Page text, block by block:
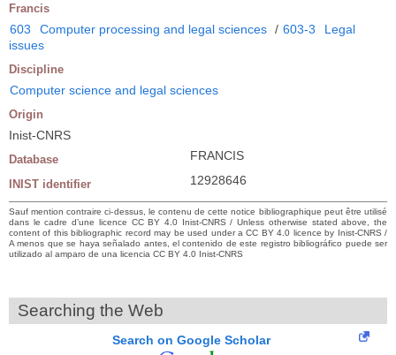
Francis
603 Computer processing and legal sciences / 603-3
Legal
issues
Discipline
Computer science and legal sciences
Origin
Inist-CNRS
Database FRANCIS
INIST identifier 12928646
Sauf mention contraire ci-dessus, le contenu de cette notice bibliographique peut être utilisé
dans le cadre d’une licence CC BY 4.0 Inist-CNRS / Unless otherwise stated above, the
content of this bibliographic record may be used under a CC BY 4.0 licence by Inist-CNRS /
A menos que se haya señalado antes, el contenido de este registro bibliográfico puede ser
utilizado al amparo de una licencia CC BY 4.0 Inist-CNRS
Searching the Web
Search on Google Scholar